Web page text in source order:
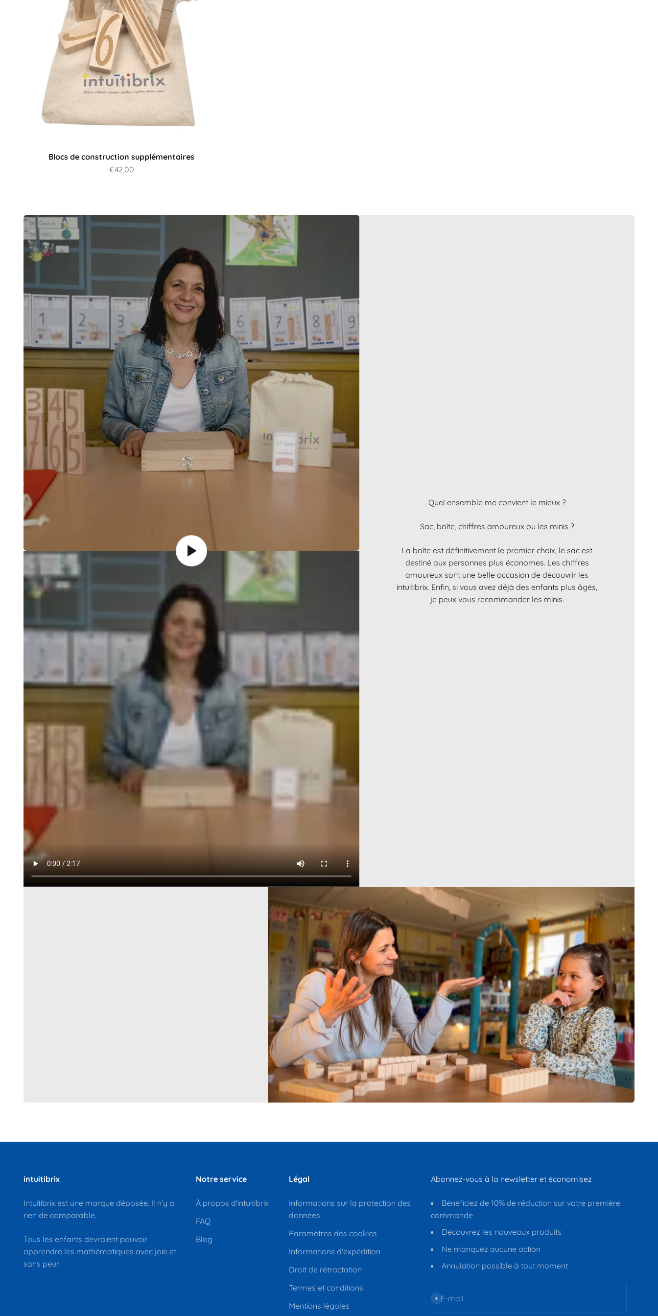
Blocs de construction supplémentaires
Prix de vente
€42,00
Quel ensemble me convient le mieux ?
Sac, boîte, chiffres amoureux ou les minis ?
La boîte est définitivement le premier choix, le sac est
destiné aux personnes plus économes. Les chiffres
amoureux sont une belle occasion de découvrir les
intuitibrix. Enfin, si vous avez déjà des enfants plus âgés,
je peux vous recommander les minis.
intuitibrix
Intuitibrix est une marque déposée. Il n’y a
rien de comparable.
Tous les enfants devraient pouvoir
apprendre les mathématiques avec joie et
sans peur.
Notre service
À propos d'intuitibrix
FAQ
Blog
Légal
Informations sur la protection des
données
Paramètres des cookies
Informations d'expédition
Droit de rétractation
Termes et conditions
Mentions légales
Abonnez-vous à la newsletter et économisez
Bénéficiez de 10% de réduction sur votre première
commande
Découvrez les nouveaux produits
Ne manquez aucune action
Annulation possible à tout moment
E-mail
S'inscrire